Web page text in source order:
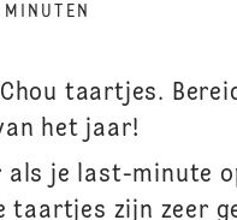
taartjes.
het jaar!
als je last-minute
taartjes zijn zeer